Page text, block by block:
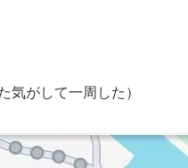
気がして一周した）